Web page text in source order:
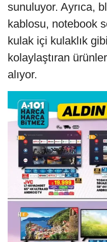
sunuluyor. Ayrıca,
kablosu, notebook
kulak içi kulaklık
kolaylaştıran
alıyor.